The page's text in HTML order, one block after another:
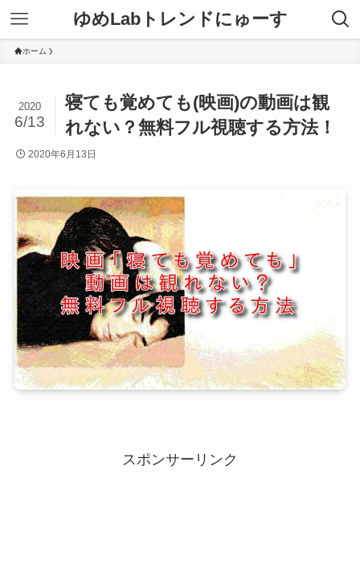
ゆめLabトレンドにゅーす
ホーム
寝ても覚めても(映画)の動画は観
れない？無料フル視聴する方法！
2020
6/13
2020年6月13日
スポンサーリンク